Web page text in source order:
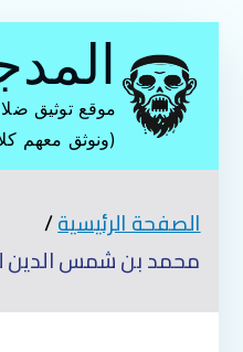
المحتوى
موقع توثيق
(ونوثق معهم
الصفحة الرئيسية
محمد بن شمس الدين